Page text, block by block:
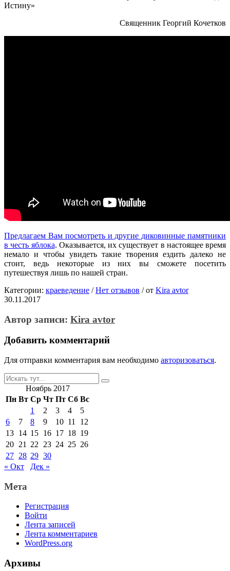
Истину»
Священник Георгий Кочетков
Предлагаем Вам посмотреть и другие диковинные памятники
в честь яблока. Оказывается, их существует в настоящее время
немало и чтобы увидеть такие творения ездить далеко не
стоит, ведь некоторые из них вы сможете посетить
путешествуя лишь по нашей стран.
Категории: краеведение / Нет отзывов /от Kira avtor
30.11.2017
Автор записи: Kira avtor
Добавить комментарий
Для отправки комментария вам необходимо авторизоваться.
Искать:
Ноябрь 2017
Пн Вт Ср Чт Пт Сб Вс
1
2 3 4
5
6
7 8 9 10 11
12
13 14 15 16 17 18 19
20 21 22 23 24 25 26
27 28 29 30
« Окт
Дек »
Мета
Регистрация
Войти
Лента записей
Лента комментариев
WordPress.org
Архивы